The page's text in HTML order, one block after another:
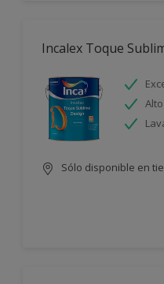
Incalex Toque
Sólo disponible en